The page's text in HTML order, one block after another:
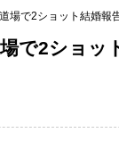
場で2ショット結婚報
で2ショッ